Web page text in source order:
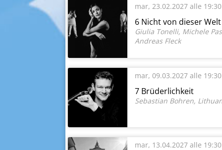
mar, 23.02.2027 alle 19:30
6 Nicht von dieser Welt
Giulia Tonelli, Michele
Andreas Fleck
mar, 09.03.2027 alle 19:30
7 Brüderlichkeit
Sebastian Bohren,
mar, 13.04.2027 alle 19:30